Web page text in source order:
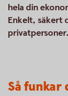
hela din
Enkelt, säkert
privatpersoner.
Så funkar